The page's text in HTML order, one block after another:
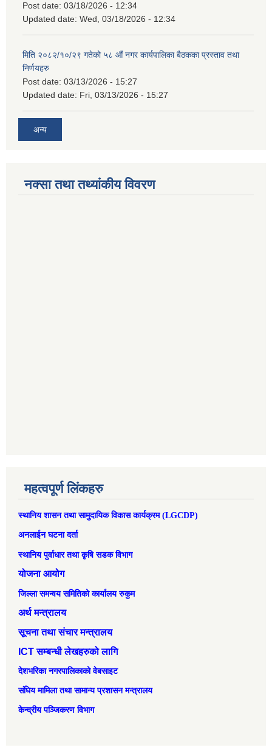
Post date: 03/18/2026 - 12:34
Updated date: Wed, 03/18/2026 - 12:34
मिति २०८२/१०/२९ गतेको ५८ औं नगर कार्यपालिका बैठकका प्रस्ताव तथा
निर्णयहरु
Post date: 03/13/2026 - 15:27
Updated date: Fri, 03/13/2026 - 15:27
अन्य
नक्सा तथा तथ्यांकीय विवरण
महत्वपूर्ण लिंकहरु
स्थानिय शासन तथा सामुदायिक विकास कार्यक्रम (LGCDP)
अनलाईन घटना दर्ता
स्थानिय पुर्वाधार तथा कृषि सडक विभाग
योजना आयोग
जिल्ला समन्वय समितिको कार्यालय रुकुम
अर्थ मन्त्रालय
सूचना तथा संचार मन्त्रालय
ICT सम्बन्धी लेखहरुको लागि
देशभरिका नगरपालिकाको वेबसाइट
संघिय मामिला तथा सामान्‍य प्रशासन मन्त्रालय
केन्द्रीय पञ्जिकरण विभाग